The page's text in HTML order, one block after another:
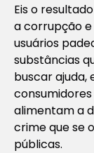
Eis o
a corrupção e
usuários
substâncias
buscar ajuda,
alimentam a
crime que se
públicas.